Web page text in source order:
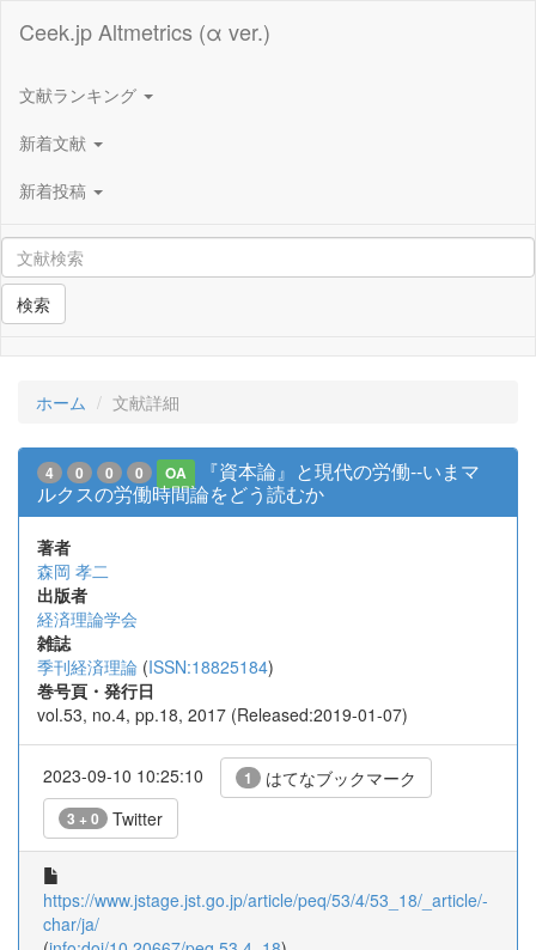
Ceek.jp Altmetrics (α ver.)
文献ランキング
新着文献
新着投稿
検索
ホーム 文献詳細
4 0 0 0 OA
『資本論』と現代の労働--いまマ
ルクスの労働時間論をどう読むか
著者
森岡 孝二
出版者
経済理論学会
雑誌
季刊経済理論 (ISSN:18825184)
巻号頁・発行日
vol.53, no.4, pp.18, 2017 (Released:2019-01-07)
2023-09-10 10:25:10 1 はてなブックマーク
3 + 0 Twitter
https://www.jstage.jst.go.jp/article/peq/53/4/53_18/_article/-
char/ja/